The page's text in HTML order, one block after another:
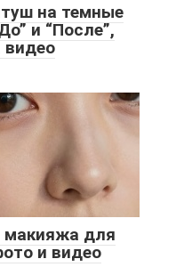
на темные
и “После”,
видео
макияжа для
и видео